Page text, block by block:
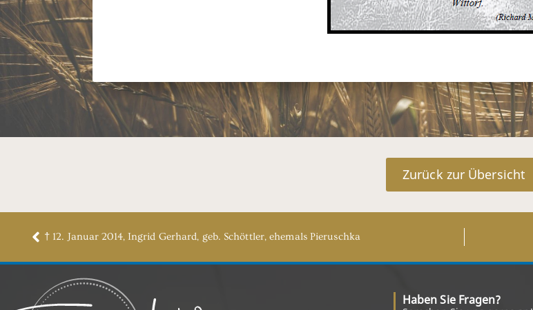
Zurück zur Übersicht
† 12. Januar 2014, Ingrid Gerhard, geb. Schöttler, ehemals Pieruschka
Haben Sie Fragen?